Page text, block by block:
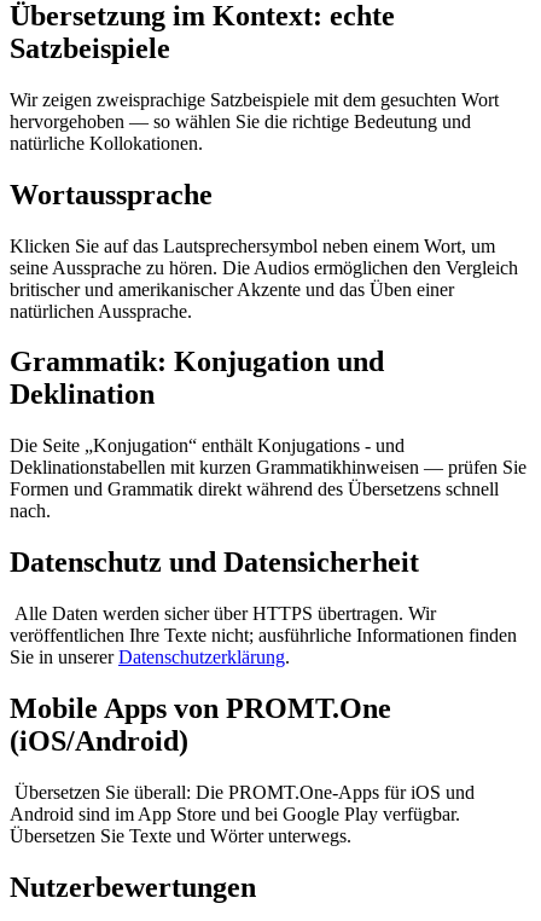
Übersetzung im Kontext: echte
Satzbeispiele
Wir zeigen zweisprachige Satzbeispiele mit dem gesuchten Wort
hervorgehoben — so wählen Sie die richtige Bedeutung und
natürliche Kollokationen.
Wortaussprache
Klicken Sie auf das Lautsprechersymbol neben einem Wort, um
seine Aussprache zu hören. Die Audios ermöglichen den Vergleich
britischer und amerikanischer Akzente und das Üben einer
natürlichen Aussprache.
Grammatik: Konjugation und
Deklination
Die Seite „Konjugation“ enthält Konjugations - und
Deklinationstabellen mit kurzen Grammatikhinweisen — prüfen Sie
Formen und Grammatik direkt während des Übersetzens schnell
nach.
Datenschutz und Datensicherheit
Alle Daten werden sicher über HTTPS übertragen. Wir
veröffentlichen Ihre Texte nicht; ausführliche Informationen finden
Sie in unsererDatenschutzerklärung.
Mobile Apps von PROMT.One
(iOS/Android)
Übersetzen Sie überall: Die PROMT.One-Apps für iOS und
Android sind im App Store und bei Google Play verfügbar.
Übersetzen Sie Texte und Wörter unterwegs.
Nutzerbewertungen